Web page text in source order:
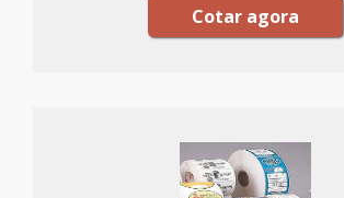
Cotar agora